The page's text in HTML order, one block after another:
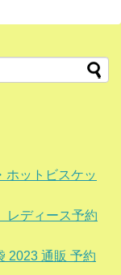
ホットビスケッ
レディース予約
2023 通販 予約